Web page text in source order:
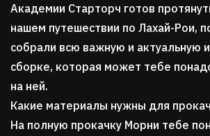
Академии Старторч готов
нашем путешествии по Лахай-Рои,
собрали всю важную и актуальную
сборке, которая может тебе
на ней.
Какие материалы нужны для
На полную прокачку Морни тебе